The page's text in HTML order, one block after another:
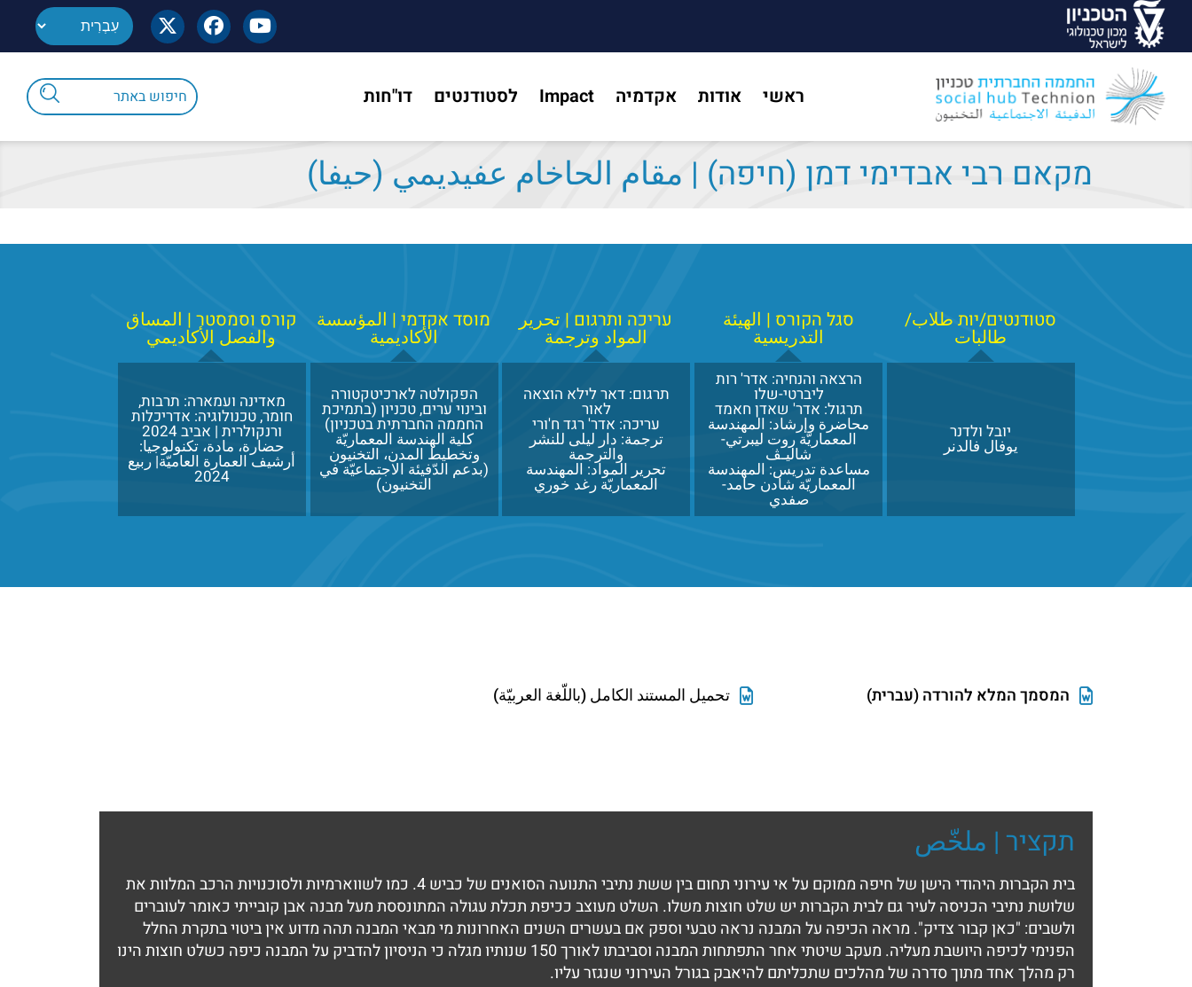
ראשי אודות אקדמיה Impact לסטודנטים דו"חות
מקאם רבי אבדימי דמן (חיפה) | مقام الحاخام عفيديمي (حيفا)
סטודנטים/יות طلاب/
طالبات
יובל ולדנר
يوفال فالدنر
סגל הקורס | الهيئة
التدريسية
הרצאה והנחיה: אדר' רות
ליברטי-שלו
תרגול: אדר' שאדן חאמד
محاضرة وإرشاد: المهندسة
المعماريّة روت ليبرتي-
شاليـڤ
مساعدة تدريس: المهندسة
المعماريّة شادن حامد-
صفدي
עריכה ותרגום | تحرير
المواد وترجمة
תרגום: דאר לילא הוצאה
לאור
עריכה: אדר' רגד ח'ורי
ترجمة: دار ليلى للنشر
والترجمة
تحرير المواد: المهندسة
المعماريّة رغد خوري
מוסד אקדמי | المؤسسة
الأكاديمية
הפקולטה לארכיטקטורה
ובינוי ערים, טכניון (בתמיכת
החממה החברתית בטכניון)
كلية الهندسة المعماريّة
وتخطيط المدن، التخنيون
(بدعم الدّفيئة الاجتماعيّة في
التخنيون)
קורס וסמסטר | المساق
والفصل الأكاديمي
מאדינה ועמארה: תרבות,
חומר, טכנולוגיה: אדריכלות
ורנקולרית | אביב 2024
حضارة، مادة، تكنولوجيا:
أرشيف العمارة العاميّة| ربيع
2024
המסמך המלא להורדה (עברית) تحميل المستند الكامل (باللّغة العربيّة)
תקציר | ملخّص
בית הקברות היהודי הישן של חיפה ממוקם על אי עירוני תחום בין ששת נתיבי התנועה הסואנים של כביש 4. כמו לשווארמיות ולסוכנויות הרכב המלוות את
שלושת נתיבי הכניסה לעיר גם לבית הקברות יש שלט חוצות משלו. השלט מעוצב ככיפת תכלת עגולה המתונססת מעל מבנה אבן קובייתי כאומר לעוברים
ולשבים: "כאן קבור צדיק". מראה הכיפה על המבנה נראה טבעי וספק אם בעשרים השנים האחרונות מי מבאי המבנה תהה מדוע אין ביטוי בתקרת החלל
הפנימי לכיפה היושבת מעליה. מעקב שיטתי אחר התפתחות המבנה וסביבתו לאורך 150 שנותיו מגלה כי הניסיון להדביק על המבנה כיפה כשלט חוצות הינו
רק מהלך אחד מתוך סדרה של מהלכים שתכליתם להיאבק בגורל העירוני שנגזר עליו.